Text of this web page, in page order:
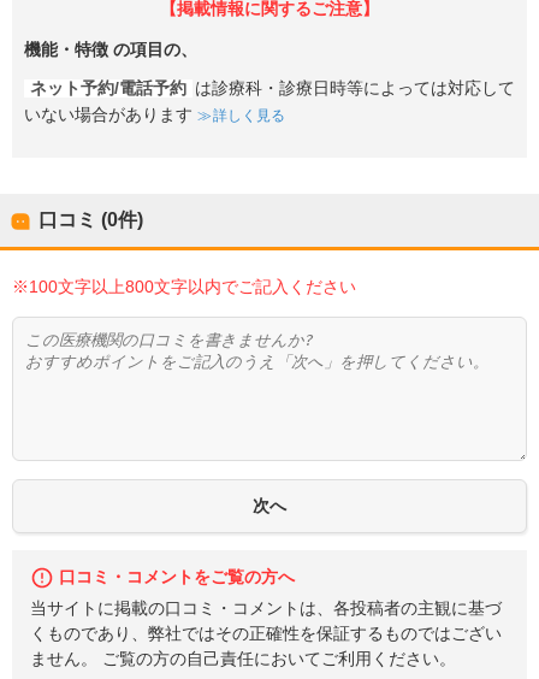
【掲載情報に関するご注意】
機能・特徴 の項目の、
ネット予約/電話予約 は診療科・診療日時等によっては対応して
いない場合があります
詳しく見る
口コミ (0件)
※100文字以上800文字以内でご記入ください
口コミ・コメントをご覧の方へ
当サイトに掲載の口コミ・コメントは、各投稿者の主観に基づ
くものであり、弊社ではその正確性を保証するものではござい
ません。 ご覧の方の自己責任においてご利用ください。